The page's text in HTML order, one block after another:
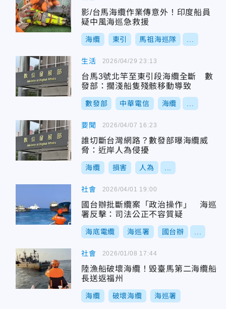
影/台馬海纜作業傳意外！印度船員
疑中風海巡急救援
海纜 東引 馬祖海巡隊
生活
台馬3號北竿至東引段海纜全斷 數
發部：擱淺船隻殘骸移動導致
數發部 中華電信 海纜
2026/04/29 23:13
要聞
誰切斷台灣網路？數發部曝海纜威
脅：近岸人為侵擾
海纜 損害 人為
2026/04/07 16:23
社會
國台辦批斷纜案「政治操作」 海巡
署反擊：司法公正不容質疑
海底電纜 海巡署 國台辦
2026/04/01 19:00
社會
陸漁船破壞海纜！毀臺馬第二海纜船
長送返福州
海纜 破壞海纜 海巡署
2026/01/08 17:44